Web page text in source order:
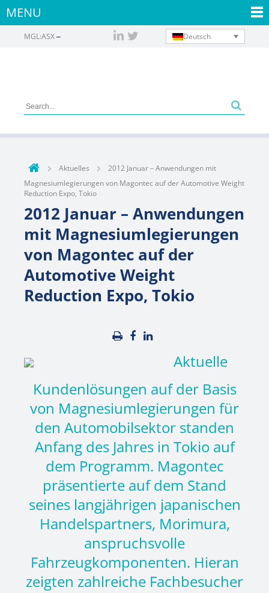
MENU
Deutsch
MGL:ASX
Aktuelles
2012 Januar – Anwendungen mit
Magnesiumlegierungen von Magontec auf der Automotive Weight
Reduction Expo, Tokio
2012 Januar – Anwendungen
mit Magnesiumlegierungen
von Magontec auf der
Automotive Weight
Reduction Expo, Tokio
Aktuelle
Kundenlösungen auf der Basis
von Magnesiumlegierungen für
den Automobilsektor standen
Anfang des Jahres in Tokio auf
dem Programm. Magontec
präsentierte auf dem Stand
seines langjährigen japanischen
Handelspartners, Morimura,
anspruchsvolle
Fahrzeugkomponenten. Hieran
zeigten zahlreiche Fachbesucher